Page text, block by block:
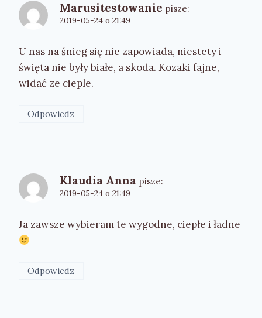
Marusitestowanie pisze:
2019-05-24 o 21:49
U nas na śnieg się nie zapowiada, niestety i
święta nie były białe, a skoda. Kozaki fajne,
widać ze cieple.
Odpowiedz
Klaudia Anna pisze:
2019-05-24 o 21:49
Ja zawsze wybieram te wygodne, ciepłe i ładne
Odpowiedz